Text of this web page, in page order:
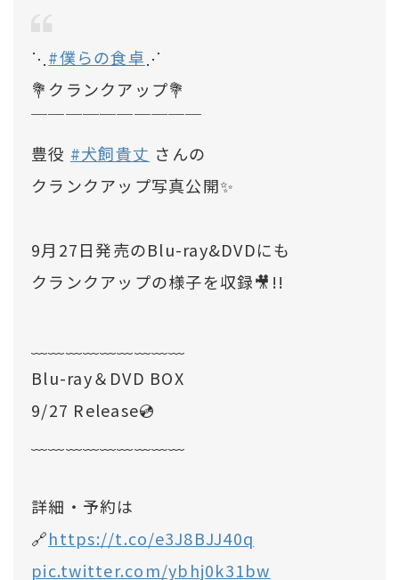
⋱ #僕らの食卓 ⋰
💐クランクアップ💐
￣￣￣￣￣￣￣￣￣￣
豊役 #犬飼貴丈 さんの
クランクアップ写真公開✨
9月27日発売のBlu-ray&DVDにも
クランクアップの様子を収録🎥!!
Blu-ray＆DVD BOX
9/27 Release💿
詳細・予約は
🔗https://t.co/e3J8BJJ40q
pic.twitter.com/ybhj0k31bw